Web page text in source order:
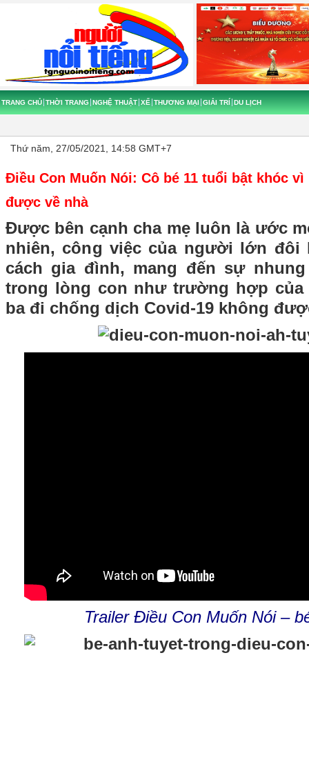
TRANG CHỦ THỜI TRANG NGHỆ THUẬT XẾ THƯƠNG MẠI GIẢI TRÍ DU LỊCH
Thứ năm, 27/05/2021, 14:58 GMT+7
Điều Con Muốn Nói: Cô bé 11 tuổi bật khóc
được về nhà
Được bên cạnh cha mẹ luôn là ước
nhiên, công việc của người lớn đôi
cách gia đình, mang đến sự
trong lòng con như trường hợp của
ba đi chống dịch Covid-19 không
Trailer Điều Con Muốn Nói –